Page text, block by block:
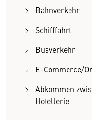
Bahnverkehr
Schifffahrt
Busverkehr
E-Commerce/
Abkommen
Hotellerie